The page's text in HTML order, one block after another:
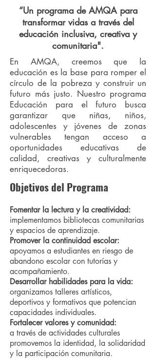
“Un programa de AMQA para
transformar vidas a través del
educación inclusiva, creativa y
comunitaria".
En AMQA, creemos que la
educación es la base para romper el
círculo de la pobreza y construir un
futuro más justo. Nuestro programa
Educación para el futuro busca
garantizar que niñas, niños,
adolescentes y jóvenes de zonas
vulnerables tengan acceso a
oportunidades educativas de
calidad, creativas y culturalmente
enriquecedoras.
Objetivos del Programa
Fomentar la lectura y la creatividad:
implementamos bibliotecas comunitarias
y espacios de aprendizaje.
Promover la continuidad escolar:
apoyamos a estudiantes en riesgo de
abandono escolar con tutorías y
acompañamiento.
Desarrollar habilidades para la vida:
organizamos talleres artísticos,
deportivos y formativos que potencian
capacidades individuales.
Fortalecer valores y comunidad:
a través de actividades culturales
promovemos la identidad, la solidaridad
y la participación comunitaria.